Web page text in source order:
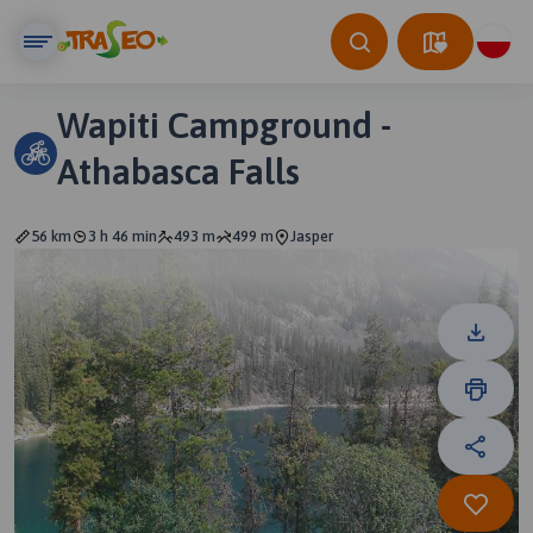
Wapiti Campground -
Athabasca Falls
56 km 3 h 46 min 493 m 499 m Jasper